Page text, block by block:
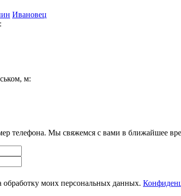
Ивановец
м:
телефона. Мы свяжемся с вами в ближайшее
обработку моих персональных данных.